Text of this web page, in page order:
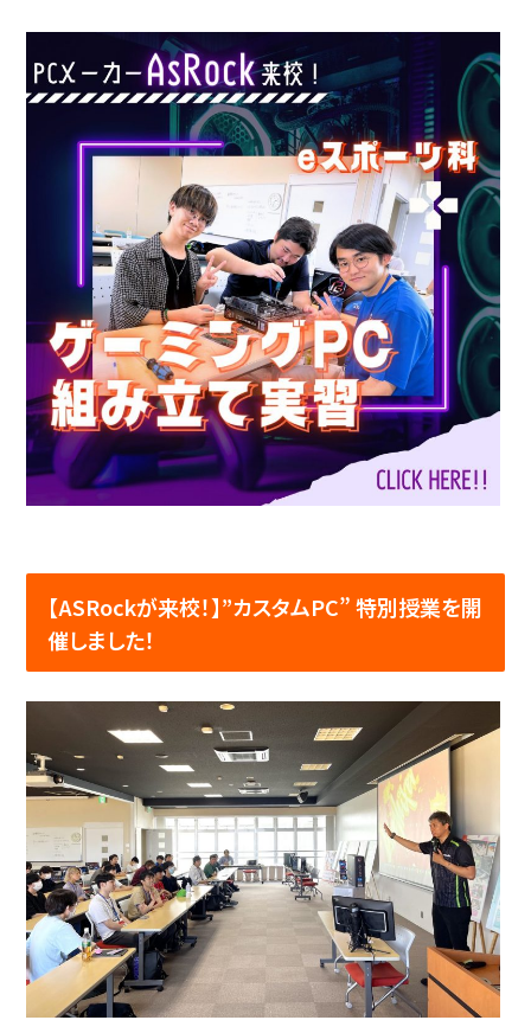
【ASRockが来校！】”カスタムPC” 特別授業を開
催しました！